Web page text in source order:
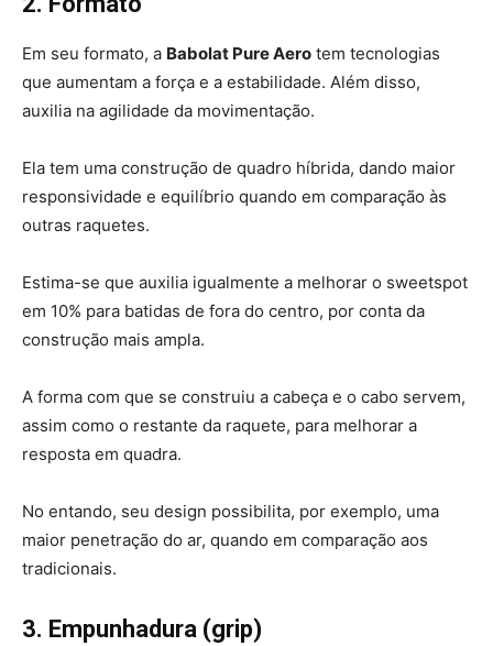
Em seu formato, a Babolat Pure Aero tem tecnologias
que aumentam a força e a estabilidade. Além disso,
auxilia na agilidade da movimentação.
Ela tem uma construção de quadro híbrida, dando maior
responsividade e equilíbrio quando em comparação às
outras raquetes.
Estima-se que auxilia igualmente a melhorar o sweetspot
em 10% para batidas de fora do centro, por conta da
construção mais ampla.
A forma com que se construiu a cabeça e o cabo servem,
assim como o restante da raquete, para melhorar a
resposta em quadra.
No entando, seu design possibilita, por exemplo, uma
maior penetração do ar, quando em comparação aos
tradicionais.
3. Empunhadura (grip)